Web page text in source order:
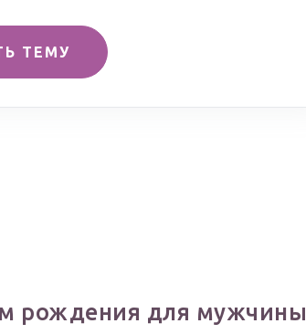
ТЕМУ
рождения для мужчины